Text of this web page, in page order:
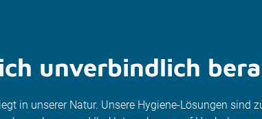
unverbindlich
in unserer Natur. Unsere Hygiene-Lösungen sind